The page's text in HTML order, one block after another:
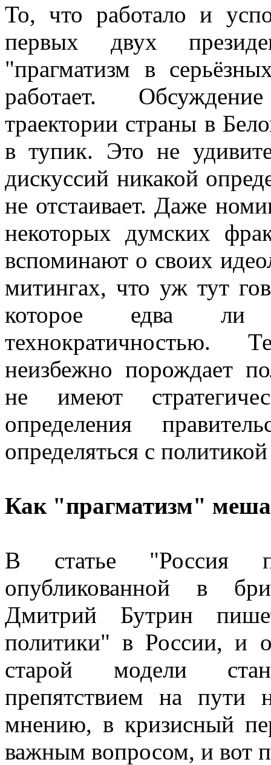
То, что работало и
первых двух
"прагматизм в
работает.
траектории страны в
в тупик. Это не
дискуссий никакой
не отстаивает. Даже
некоторых думских
вспоминают о своих
митингах, что уж тут
которое едва ли
технократичностью.
неизбежно порождает
не имеют
определения
определяться с
Как "прагматизм"
В статье "Россия
опубликованной в
Дмитрий Бутрин
политики" в России, и
старой модели
препятствием на пути
мнению, в кризисный
важным вопросом, и вот